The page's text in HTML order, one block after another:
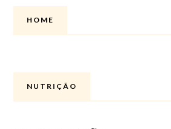
HOME
NUTRIÇÃO